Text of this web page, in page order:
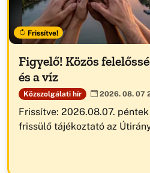
Frissítve!
Figyelő! Közös
és a víz
Közszolgálati hír 2026. 08. 07
Frissítve: 2026.08.07.
frissülő tájékoztató az